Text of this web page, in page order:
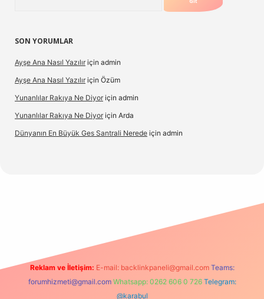
SON YORUMLAR
Ayşe Ana Nasıl Yazılır için admin
Ayşe Ana Nasıl Yazılır için Özüm
Yunanlılar Rakıya Ne Diyor için admin
Yunanlılar Rakıya Ne Diyor için Arda
Dünyanın En Büyük Ges Santrali Nerede için admin
Reklam ve İletişim: E-mail: backlinkpaneli@gmail.com Teams:
forumhizmeti@gmail.com Whatsapp: 0262 606 0 726 Telegram:
@karabul